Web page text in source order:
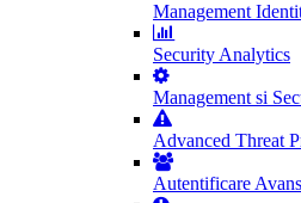
Management
Security Analytics
Management si
Advanced Threat
Autentificare